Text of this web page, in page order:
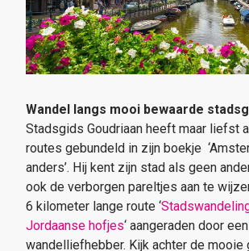
Wandel langs mooi bewaarde
Stadsgids Goudriaan heeft maar liefst
routes gebundeld in zijn boekje
anders’. Hij kent zijn stad als geen
ook de verborgen pareltjes aan te
6 kilometer lange route ‘
Jordaanse hofjes‘ aangeraden door
wandelliefhebber. Kijk achter de mooie